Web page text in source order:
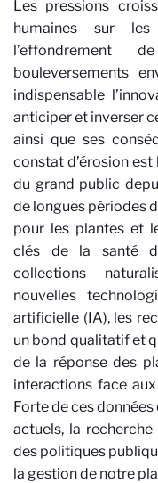
Les pressions
humaines sur
bouleversements
indispensable
anticiper et inverser
ainsi que ses
constat d’érosion
du grand public
de longues périodes
pour les plantes et
clés de la santé
collections
nouvelles
artificielle (IA), les
un bond qualitatif et
de la réponse des
interactions face
Forte de ces
actuels, la
des politiques
la gestion de notre